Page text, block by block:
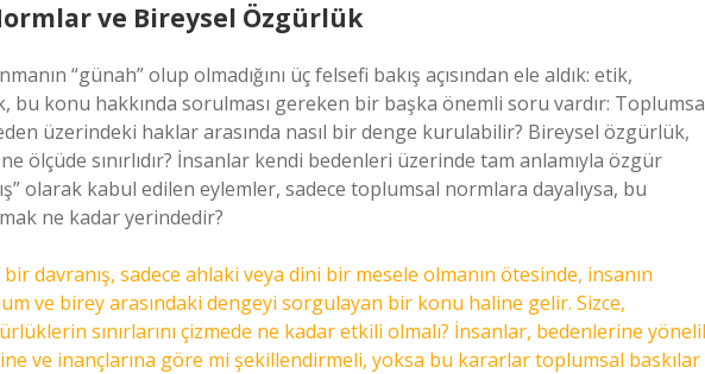
ve Bireysel Özgürlük
“günah” olup olmadığını üç felsefi bakış açısından ele aldık: etik,
bu konu hakkında sorulması gereken bir başka önemli soru vardır:
üzerindeki haklar arasında nasıl bir denge kurulabilir? Bireysel özgürlük,
ölçüde sınırlıdır? İnsanlar kendi bedenleri üzerinde tam anlamıyla özgür
olarak kabul edilen eylemler, sadece toplumsal normlara dayalıysa, bu
ne kadar yerindedir?
davranış, sadece ahlaki veya dini bir mesele olmanın ötesinde, insanın
ve birey arasındaki dengeyi sorgulayan bir konu haline gelir. Sizce,
sınırlarını çizmede ne kadar etkili olmalı? İnsanlar, bedenlerine
ve inançlarına göre mi şekillendirmeli, yoksa bu kararlar toplumsal baskılar